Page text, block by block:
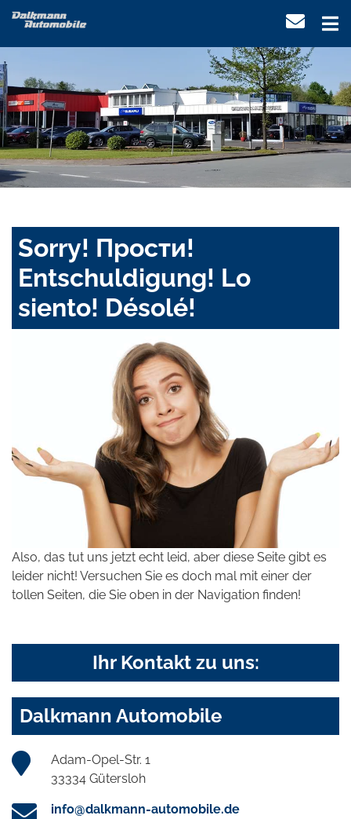
Sorry! Прости!
Entschuldigung! Lo
siento! Désolé!
Also, das tut uns jetzt echt leid, aber diese Seite gibt es
leider nicht! Versuchen Sie es doch mal mit einer der
tollen Seiten, die Sie oben in der Navigation finden!
Ihr Kontakt zu uns:
Dalkmann Automobile
Adam-Opel-Str. 1
33334 Gütersloh
info@dalkmann-automobile.de